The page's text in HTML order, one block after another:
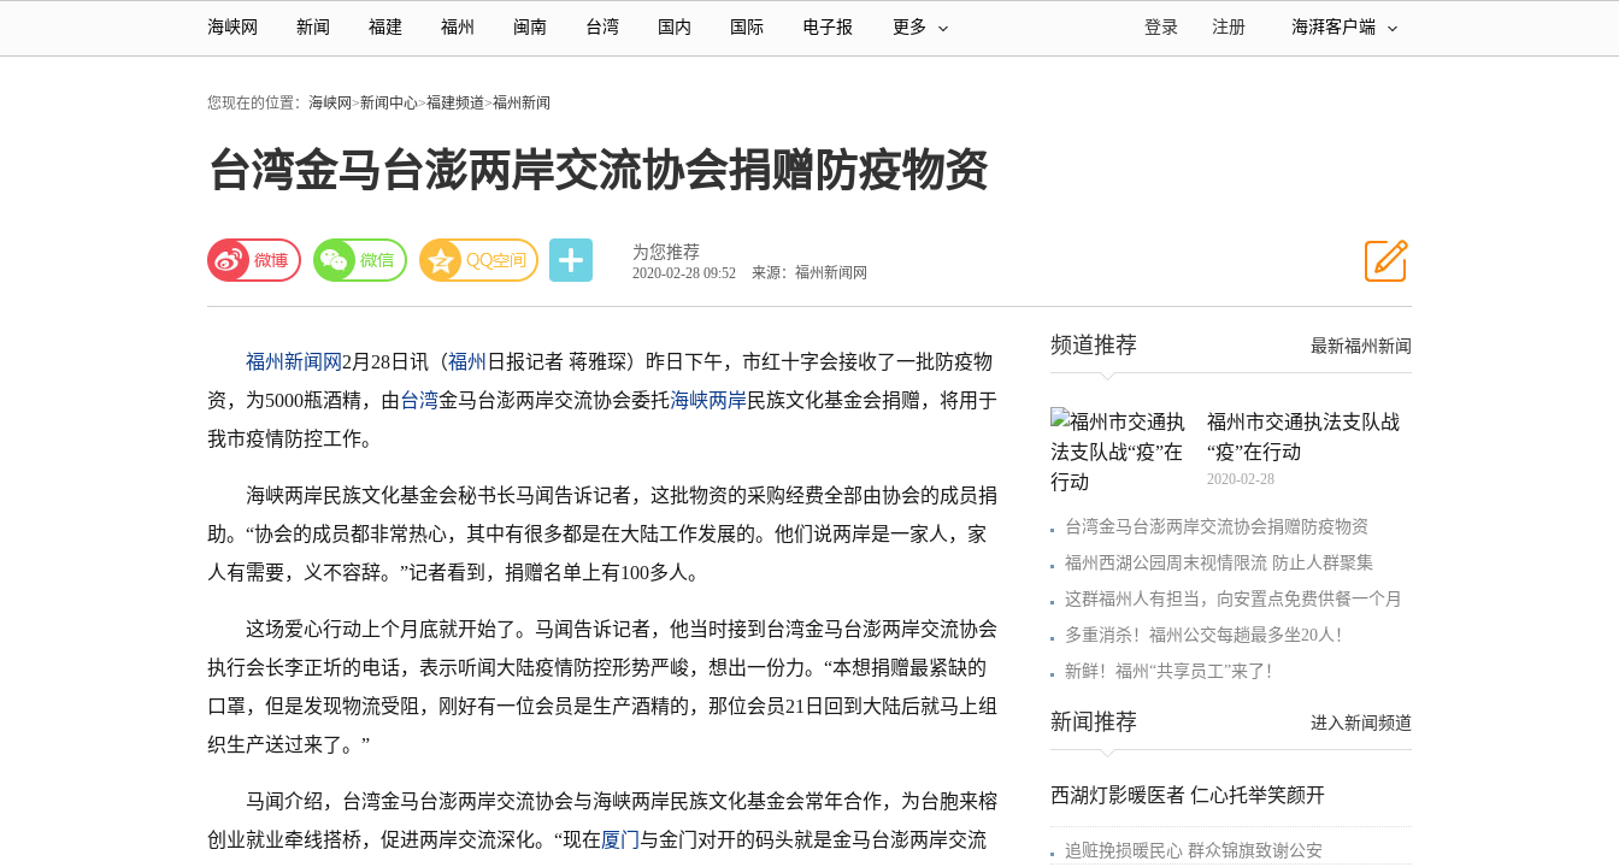
海峡网 新闻 福建 福州 闽南 台湾 国内 国际 电子报 更多 海湃客户端
注册
登录
您现在的位置： 海峡网>新闻中心>福建频道>福州新闻
台湾金马台澎两岸交流协会捐赠防疫物资
为您推荐
2020-02-28 09:52 来源：福州新闻网
福州新闻网 2月28日讯（福州 日报记者 蒋雅琛）昨日下午，市红十字会接收了一批防疫物
资，为5000瓶酒精，由台湾金马台澎两岸交流协会委托海峡两岸民族文化基金会捐赠，将用于
我市疫情防控工作。
海峡两岸民族文化基金会秘书长马闻告诉记者，这批物资的采购经费全部由协会的成员捐
助。“协会的成员都非常热心，其中有很多都是在大陆工作发展的。他们说两岸是一家人，家
人有需要，义不容辞。”记者看到，捐赠名单上有100多人。
这场爱心行动上个月底就开始了。马闻告诉记者，他当时接到台湾金马台澎两岸交流协会
执行会长李正圻的电话，表示听闻大陆疫情防控形势严峻，想出一份力。“本想捐赠最紧缺的
口罩，但是发现物流受阻，刚好有一位会员是生产酒精的，那位会员21日回到大陆后就马上组
织生产送过来了。”
马闻介绍，台湾金马台澎两岸交流协会与海峡两岸民族文化基金会常年合作，为台胞来榕
创业就业牵线搭桥，促进两岸交流深化。“现在厦门 与金门对开的码头就是金马台澎两岸交流
最新福州新闻
频道推荐
福州市交通执法支队战
“疫”在行动
2020-02-28
台湾金马台澎两岸交流协会捐赠防疫物资
福州西湖公园周末视情限流 防止人群聚集
这群福州人有担当，向安置点免费供餐一个月
多重消杀！福州公交每趟最多坐20人！
新鲜！福州“共享员工”来了！
进入新闻频道
新闻推荐
西湖灯影暖医者 仁心托举笑颜开
追赃挽损暖民心 群众锦旗致谢公安